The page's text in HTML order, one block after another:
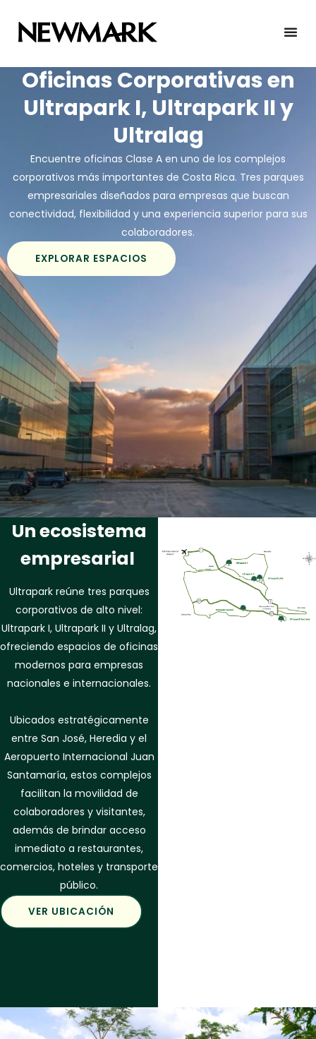
content
Oficinas Corporativas en
Ultrapark I, Ultrapark II y
Ultralag
Encuentre oficinas Clase A en uno de los complejos
corporativos más importantes de Costa Rica. Tres parques
empresariales diseñados para empresas que buscan
conectividad, flexibilidad y una experiencia superior para sus
colaboradores.
EXPLORAR ESPACIOS
Un ecosistema
empresarial
Ultrapark reúne tres parques
corporativos de alto nivel:
Ultrapark I, Ultrapark II y Ultralag,
ofreciendo espacios de oficinas
modernos para empresas
nacionales e internacionales.
Ubicados estratégicamente
entre San José, Heredia y el
Aeropuerto Internacional Juan
Santamaría, estos complejos
facilitan la movilidad de
colaboradores y visitantes,
además de brindar acceso
inmediato a restaurantes,
comercios, hoteles y transporte
público.
VER UBICACIÓN